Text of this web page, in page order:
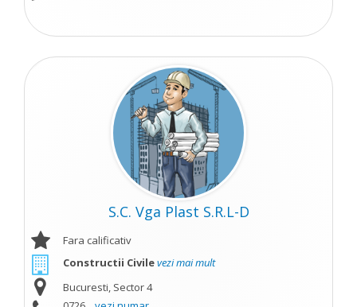
S.C. Vga Plast S.R.L-D
Fara calificativ
Constructii Civilevezi mai mult
Bucuresti, Sector 4